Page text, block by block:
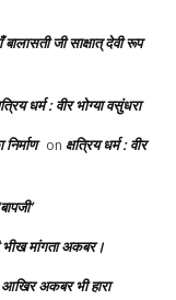
बालासती जी साक्षात् देवी रूप
धर्म : वीर भोग्या वसुंधरा
on क्षत्रिय धर्म : वीर
भीख मांगता अकबर।
आखिर अकबर भी हारा